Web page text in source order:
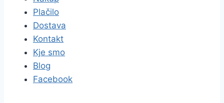
Plačilo
Dostava
Kontakt
Kje smo
Blog
Facebook